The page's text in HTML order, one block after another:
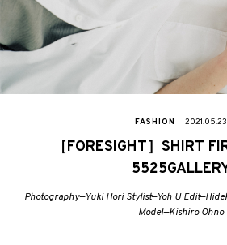
FASHION 2021.05.23
［FORESIGHT］SHIRT
Photography—Yuki Hori Stylist—Yoh U
Model—Kishiro Ohno